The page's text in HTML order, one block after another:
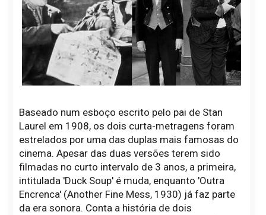
Baseado num esboço escrito pelo pai de Stan
Laurel em 1908, os dois curta-metragens foram
estrelados por uma das duplas mais famosas do
cinema. Apesar das duas versões terem sido
filmadas no curto intervalo de 3 anos, a primeira,
intitulada 'Duck Soup' é muda, enquanto 'Outra
Encrenca' (Another Fine Mess, 1930) já faz parte
da era sonora. Conta a história de dois